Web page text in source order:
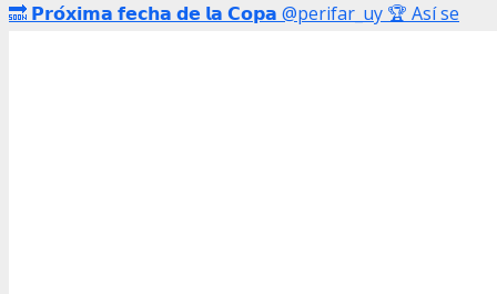
🔜 𝗣𝗿𝗼́𝘅𝗶𝗺𝗮 𝗳𝗲𝗰𝗵𝗮 𝗱𝗲 𝗹𝗮 𝗖𝗼𝗽𝗮 @perifar_uy 🏆 Así se